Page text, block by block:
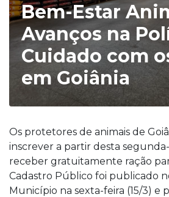
Bem-Estar
Avanços na
Cuidado com
em Goiânia
Os protetores de animais de
inscrever a partir desta
receber gratuitamente ração
Cadastro Público foi publicado
Município na sexta-feira (15/3) e